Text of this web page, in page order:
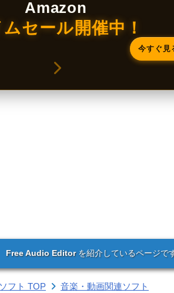
Amazon
セール開催中！
今すぐ見
Free Audio Editorを紹介しているページで
フト TOP
音楽・動画関連ソフト